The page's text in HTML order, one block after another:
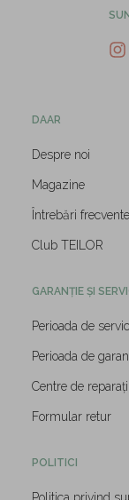
DAAR
Despre noi
Magazine
Întrebări frecvente
Club TEILOR
GARANȚIE ȘI
Perioada de
Perioada de
Centre de reparații
Formular retur
POLITICI